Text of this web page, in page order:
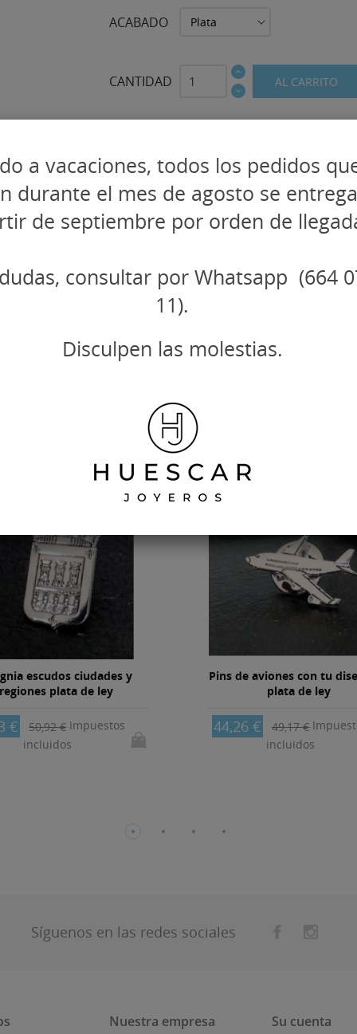
ACABADO
CANTIDAD AL CARRITO
-10%
escudos ciudades y
plata de ley
€ 50,92 € Impuestos
incluidos
Pins de aviones con tu
plata de ley
44,26 € 49,17 €
incluidos
Síguenos en las redes sociales
Nuestra empresa Su cuenta
a vacaciones, todos los pedidos
durante el mes de agosto se
de septiembre por orden de
consultar por Whatsapp (664
11).
Disculpen las molestias.